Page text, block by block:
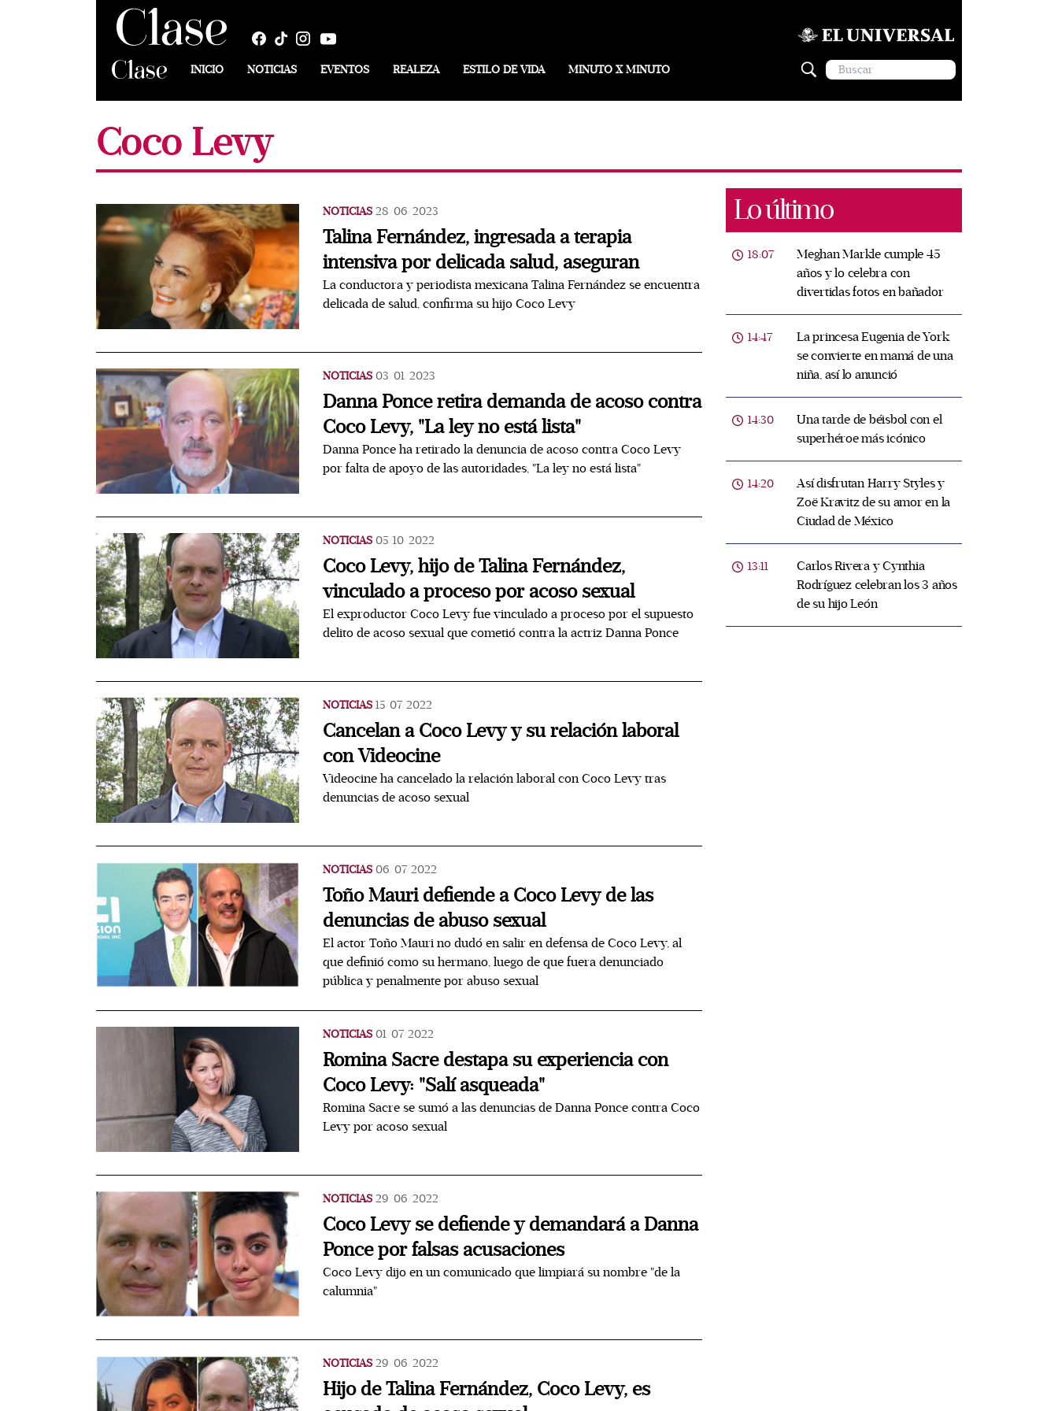
INICIO NOTICIAS EVENTOS REALEZA ESTILO DE VIDA MINUTO X MINUTO
Coco Levy
NOTICIAS 28/06/2023
Talina Fernández, ingresada a terapia
intensiva por delicada salud, aseguran
La conductora y periodista mexicana Talina Fernández se encuentra
delicada de salud, confirma su hijo Coco Levy
NOTICIAS 03/01/2023
Danna Ponce retira demanda de acoso contra
Coco Levy, "La ley no está lista"
Danna Ponce ha retirado la denuncia de acoso contra Coco Levy
por falta de apoyo de las autoridades, "La ley no está lista"
NOTICIAS 05/10/2022
Coco Levy, hijo de Talina Fernández,
vinculado a proceso por acoso sexual
El exproductor Coco Levy fue vinculado a proceso por el supuesto
delito de acoso sexual que cometió contra la actriz Danna Ponce
NOTICIAS 15/07/2022
Cancelan a Coco Levy y su relación laboral
con Videocine
Videocine ha cancelado la relación laboral con Coco Levy tras
denuncias de acoso sexual
NOTICIAS 06/07/2022
Toño Mauri defiende a Coco Levy de las
denuncias de abuso sexual
El actor Toño Mauri no dudó en salir en defensa de Coco Levy, al
que definió como su hermano, luego de que fuera denunciado
pública y penalmente por abuso sexual
NOTICIAS 01/07/2022
Romina Sacre destapa su experiencia con
Coco Levy: "Salí asqueada"
Romina Sacre se sumó a las denuncias de Danna Ponce contra Coco
Levy por acoso sexual
NOTICIAS 29/06/2022
Coco Levy se defiende y demandará a Danna
Ponce por falsas acusaciones
Coco Levy dijo en un comunicado que limpiará su nombre "de la
calumnia"
NOTICIAS 29/06/2022
Hijo de Talina Fernández, Coco Levy, es
Lo último
18:07
Meghan Markle cumple 45
años y lo celebra con
divertidas fotos en bañador
14:47
La princesa Eugenia de York
se convierte en mamá de una
niña, así lo anunció
14:30
Una tarde de béisbol con el
superhéroe más icónico
14:20
Así disfrutan Harry Styles y
Zoë Kravitz de su amor en la
Ciudad de México
13:11
Carlos Rivera y Cynthia
Rodríguez celebran los 3 años
de su hijo León